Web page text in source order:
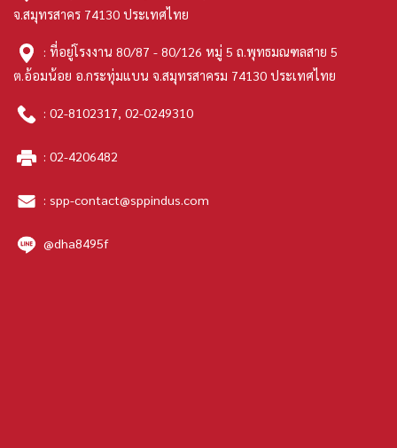
จ.สมุทรสาคร 74130 ประเทศไทย
: ที่อยู่โรงงาน 80/87 - 80/126 หมู่ 5 ถ.พุทธมณฑลสาย 5
ต.อ้อมน้อย อ.กระทุ่มแบน จ.สมุทรสาครม 74130 ประเทศไทย
: 02-8102317, 02-0249310
: 02-4206482
: spp-contact@sppindus.com
@dha8495f